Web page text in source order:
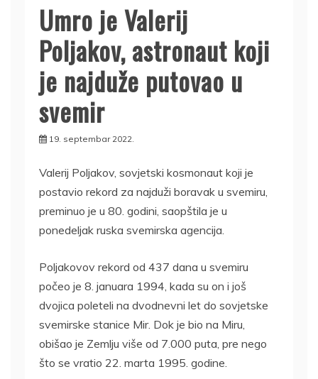
Umro je Valerij
Poljakov, astronaut koji
je najduže putovao u
svemir
19. septembar 2022.
Valerij Poljakov, sovjetski kosmonaut koji je
postavio rekord za najduži boravak u svemiru,
preminuo je u 80. godini, saopštila je u
ponedeljak ruska svemirska agencija.
Poljakovov rekord od 437 dana u svemiru
počeo je 8. januara 1994, kada su on i još
dvojica poleteli na dvodnevni let do sovjetske
svemirske stanice Mir. Dok je bio na Miru,
obišao je Zemlju više od 7.000 puta, pre nego
što se vratio 22. marta 1995. godine.